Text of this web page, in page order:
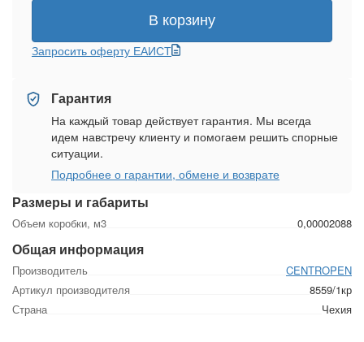
Размеры и габариты
Объем коробки, м3 0,00002088
Общая информация
Производитель
CENTROPEN
Артикул производителя
8559/1кр
Страна
Чехия
В корзину
Запросить оферту ЕАИСТ
Гарантия
На каждый товар действует гарантия. Мы всегда
идем навстречу клиенту и помогаем решить спорные
ситуации.
Подробнее о гарантии, обмене и возврате